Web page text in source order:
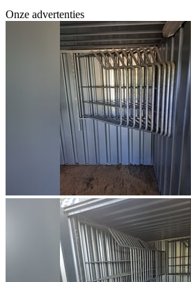
Onze advertenties